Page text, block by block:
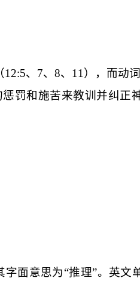
12:5、 7、 8、 11 ），而动
罚和施苦来教训并纠正
字面意思为“推理”。英文